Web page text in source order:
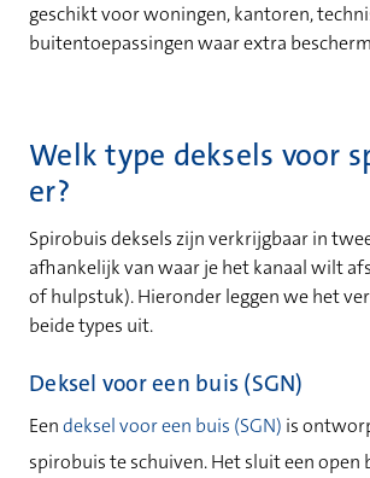
geschikt voor woningen, kantoren,
buitentoepassingen waar extra
Welk type deksels voor
er?
Spirobuis deksels zijn verkrijgbaar in
afhankelijk van waar je het kanaal wilt
of hulpstuk). Hieronder leggen we het
beide types uit.
Deksel voor een buis (SGN)
Eendeksel voor een buis (SGN) is
spirobuis te schuiven. Het sluit een open